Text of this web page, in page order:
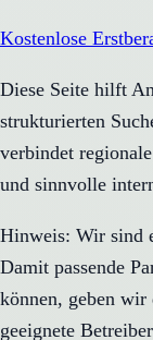
Kostenlose
Diese Seite hilft
strukturierten
verbindet
und sinnvolle
Hinweis: Wir sind
Damit passende
können, geben
geeignete